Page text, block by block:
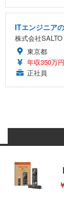
ITエンジニア
株式会社SALTO
東京都
年収350万
正社員